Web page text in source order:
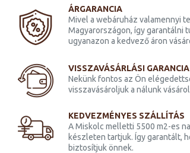
ÁRGARANCIA
Mivel a webáruház valamennyi
Magyarországon, így garantálni
ugyanazon a kedvező áron
VISSZAVÁSÁRLÁSI GARANCIA
Nekünk fontos az Ön
visszavásároljuk a nálunk
KEDVEZMÉNYES SZÁLLÍTÁS
A Miskolc melletti 5500 m2-es
készleten tartjuk. Így garantált,
biztosítjuk önnek.